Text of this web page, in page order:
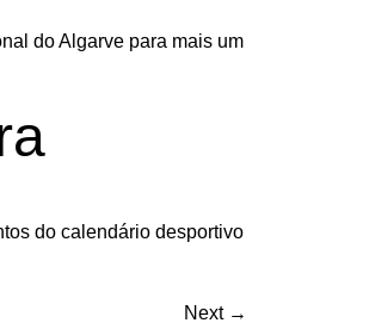
do Algarve para mais um
do calendário desportivo
Next →